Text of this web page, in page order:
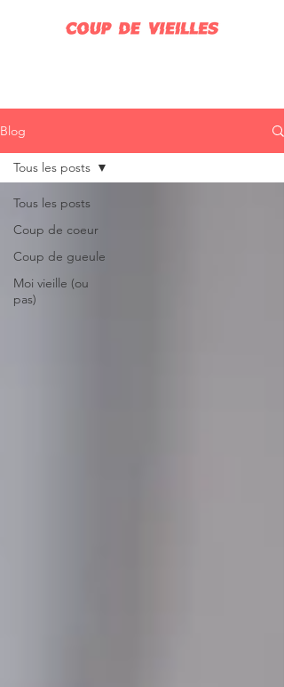
Blog
Tous les posts
Coup de coeur
Coup de gueule
Moi vieille (ou
pas)
Tous les posts